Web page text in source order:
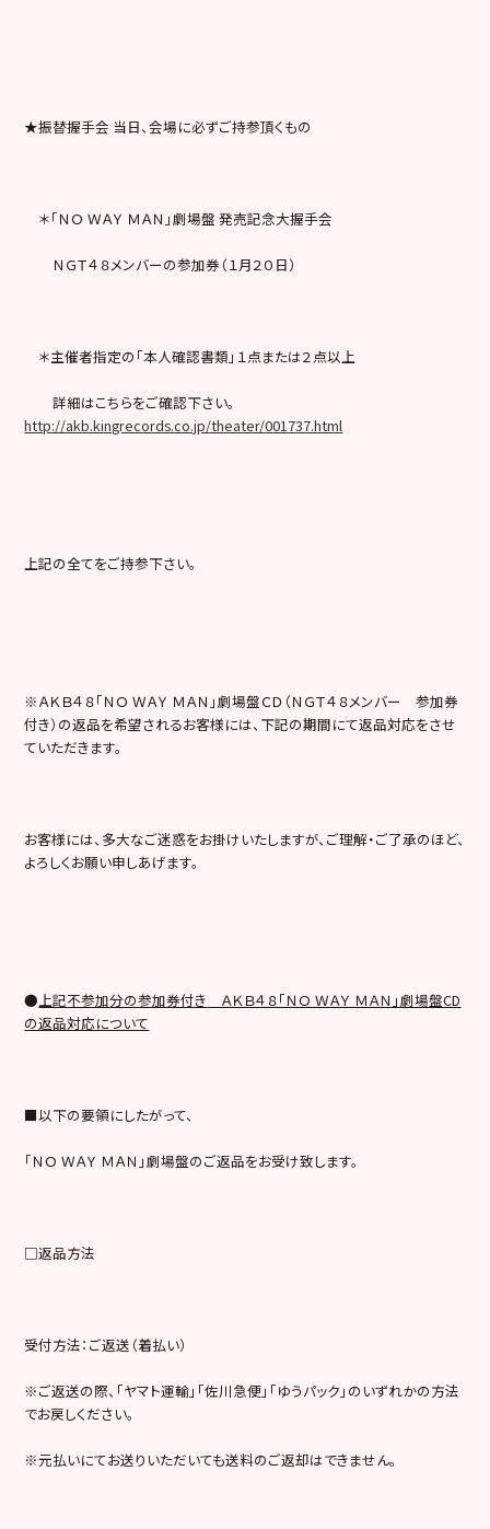
★振替握手会 当日、会場に必ずご持参頂くもの
＊「ＮＯ ＷＡＹ ＭＡＮ」劇場盤 発売記念大握手会
ＮＧＴ４８メンバーの参加券（１月２０日）
＊主催者指定の「本人確認書類」１点または２点以上
詳細はこちらをご確認下さい。
http://akb.kingrecords.co.jp/theater/001737.html
上記の全てをご持参下さい。
※ＡＫＢ４８「ＮＯ ＷＡＹ ＭＡＮ」劇場盤ＣＤ（ＮＧＴ４８メンバー 参加券
付き）の返品を希望されるお客様には、下記の期間にて返品対応をさせ
ていただきます。
お客様には、多大なご迷惑をお掛けいたしますが、ご理解・ご了承のほど、
よろしくお願い申しあげます。
● 上記不参加分の参加券付き ＡＫＢ４８「ＮＯ ＷＡＹ ＭＡＮ」劇場盤CD
の返品対応について
■以下の要領にしたがって、
「ＮＯ ＷＡＹ ＭＡＮ」劇場盤のご返品をお受け致します。
□返品方法
受付方法：ご返送（着払い）
※ご返送の際、「ヤマト運輸」「佐川急便」「ゆうパック」のいずれかの方法
でお戻しください。
※元払いにてお送りいただいても送料のご返却はできません。